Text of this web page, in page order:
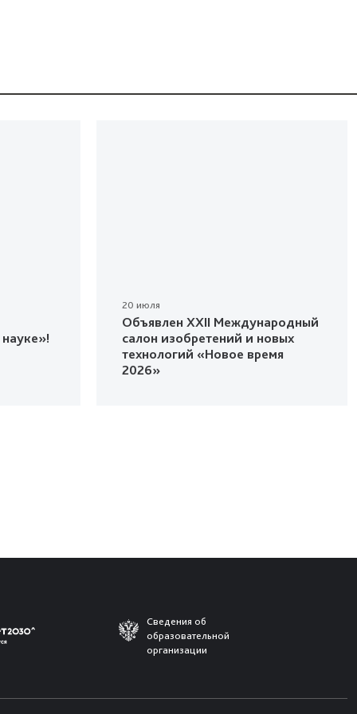
20 июля
Объявлен XXII Международный
салон изобретений и новых
технологий «Новое время
2026»
Сведения об
образовательной
организации